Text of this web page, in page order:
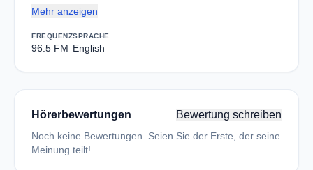
Mehr anzeigen
FREQUENZ
96.5 FM
SPRACHE
English
Hörerbewertungen Bewertung schreiben
Noch keine Bewertungen. Seien Sie der Erste, der seine
Meinung teilt!